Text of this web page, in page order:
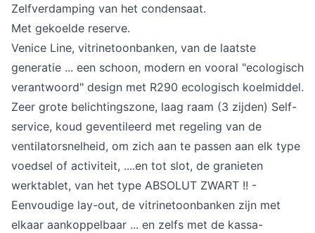
Zelfverdamping van het condensaat.
Met gekoelde reserve.
Venice Line, vitrinetoonbanken, van de laatste
generatie ... een schoon, modern en vooral "ecologisch
verantwoord" design met R290 ecologisch koelmiddel.
Zeer grote belichtingszone, laag raam (3 zijden) Self-
service, koud geventileerd met regeling van de
ventilatorsnelheid, om zich aan te passen aan elk type
voedsel of activiteit, ....en tot slot, de granieten
werktablet, van het type ABSOLUT ZWART !! -
Eenvoudige lay-out, de vitrinetoonbanken zijn met
elkaar aankoppelbaar ... en zelfs met de kassa-